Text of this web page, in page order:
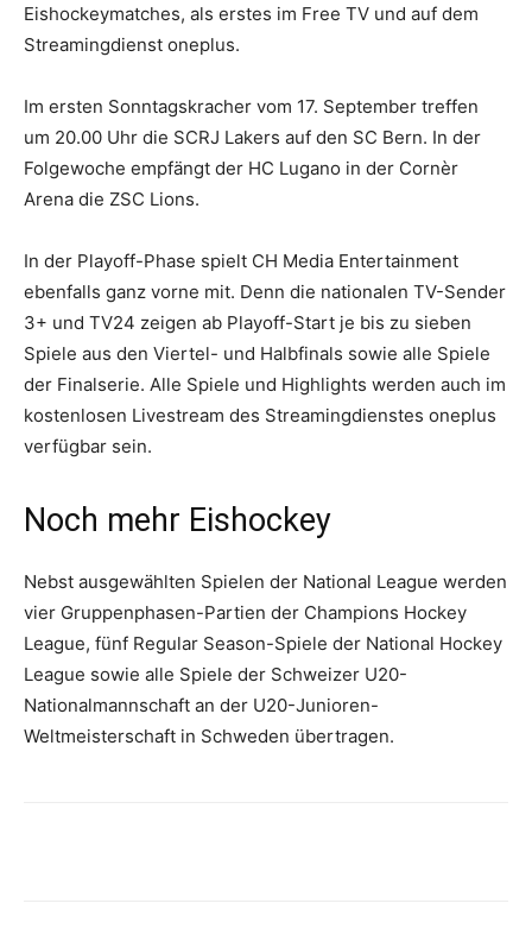
Eishockeymatches, als erstes im Free TV und auf dem
Streamingdienst oneplus.
Im ersten Sonntagskracher vom 17. September treffen
um 20.00 Uhr die SCRJ Lakers auf den SC Bern. In der
Folgewoche empfängt der HC Lugano in der Cornèr
Arena die ZSC Lions.
In der Playoff-Phase spielt CH Media Entertainment
ebenfalls ganz vorne mit. Denn die nationalen TV-Sender
3+ und TV24 zeigen ab Playoff-Start je bis zu sieben
Spiele aus den Viertel- und Halbfinals sowie alle Spiele
der Finalserie. Alle Spiele und Highlights werden auch im
kostenlosen Livestream des Streamingdienstes oneplus
verfügbar sein.
Noch mehr Eishockey
Nebst ausgewählten Spielen der National League werden
vier Gruppenphasen-Partien der Champions Hockey
League, fünf Regular Season-Spiele der National Hockey
League sowie alle Spiele der Schweizer U20-
Nationalmannschaft an der U20-Junioren-
Weltmeisterschaft in Schweden übertragen.